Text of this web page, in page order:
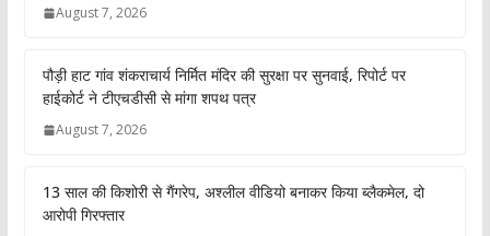
August 7, 2026
पौड़ी हाट गांव शंकराचार्य निर्मित मंदिर की सुरक्षा पर सुनवाई, रिपोर्ट पर
हाईकोर्ट ने टीएचडीसी से मांगा शपथ पत्र
August 7, 2026
13 साल की किशोरी से गैंगरेप, अश्लील वीडियो बनाकर किया ब्लैकमेल, दो
आरोपी गिरफ्तार